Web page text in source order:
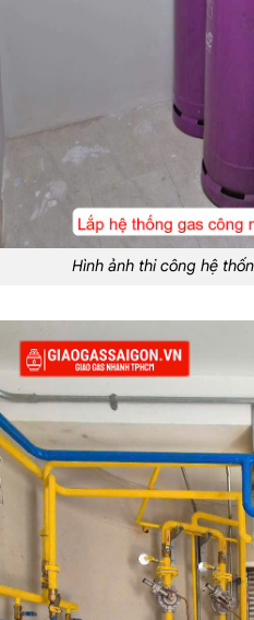
Hình ảnh thi công hệ